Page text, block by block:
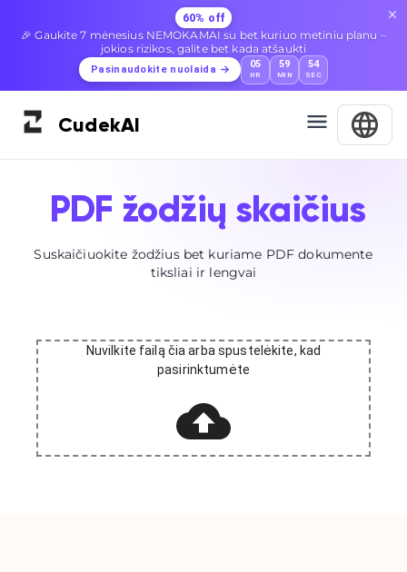
60% off
🎉 Gaukite 7 mėnesius NEMOKAMAI su bet kuriuo metiniu planu –
jokios rizikos, galite bet kada atšaukti
Pasinaudokite nuolaida 05
HR
59
MIN
54
SEC
CudekAI
PDF žodžių skaičius
Suskaičiuokite žodžius bet kuriame PDF dokumente
tiksliai ir lengvai
Nuvilkite failą čia arba spustelėkite, kad
pasirinktumėte